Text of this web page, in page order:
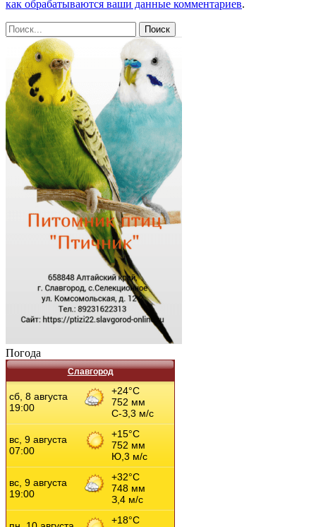
как обрабатываются ваши данные комментариев.
Погода
Славгород